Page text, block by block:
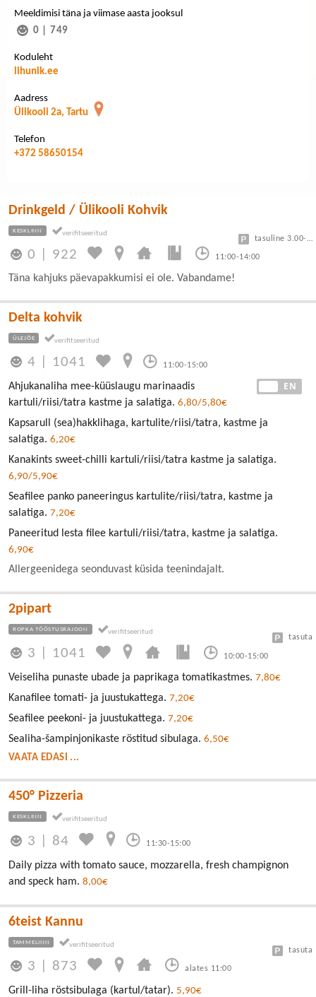
Meeldimisi täna ja viimase aasta jooksul
0
749
Koduleht
lihunik.ee
Aadress
Ülikooli 2a, Tartu
Telefon
+372 58650154
Drinkgeld / Ülikooli Kohvik
KESKLINN
0 922 11:00-14:00
tasuline 3.00-7.50
Täna kahjuks päevapakkumisi ei ole. Vabandame!
Delta kohvik
ÜLEJÕE
4 1041 11:00-15:00
EN
Ahjukanaliha mee-küüslaugu marinaadis
kartuli/riisi/tatra kastme ja salatiga. 6,80/5,80€
Kapsarull (sea)hakklihaga, kartulite/riisi/tatra, kastme ja
salatiga. 6,20€
Kanakints sweet-chilli kartuli/riisi/tatra kastme ja salatiga.
6,90/5,90€
Seafilee panko paneeringus kartulite/riisi/tatra, kastme ja
salatiga. 7,20€
Paneeritud lesta filee kartuli/riisi/tatra, kastme ja salatiga.
6,90€
Allergeenidega seonduvast küsida teenindajalt.
2pipart
ROPKA TÖÖSTUSRAJOON
3 1041 10:00-15:00
tasuta
Veiseliha punaste ubade ja paprikaga tomatikastmes. 7,80€
Kanafilee tomati- ja juustukattega. 7,20€
Seafilee peekoni- ja juustukattega. 7,20€
Sealiha-šampinjonikaste röstitud sibulaga. 6,50€
VAATA EDASI ...
450° Pizzeria
KESKLINN
3 84 11:30-15:00
Daily pizza with tomato sauce, mozzarella, fresh champignon
and speck ham. 8,00€
6teist Kannu
TAMMELINN
3 873 alates 11:00
tasuta
Grill-liha röstsibulaga (kartul/tatar). 5,90€